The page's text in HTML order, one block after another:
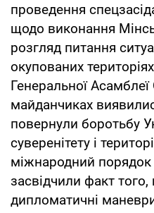
проведення
щодо виконання
розгляд питання
окупованих
Генеральної
майданчиках
повернули боротьбу
суверенітету і
міжнародний порядок
засвідчили факт
дипломатичні